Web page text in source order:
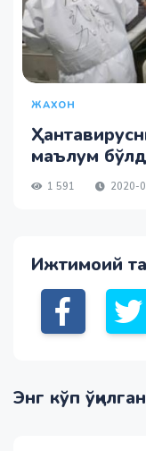
ЖАХОН
маълум
1 591 2020-
Ижтимоий
Энг кўп ўқилган